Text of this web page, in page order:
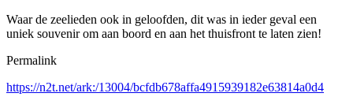
Waar de zeelieden ook in geloofden, dit was in ieder geval een
uniek souvenir om aan boord en aan het thuisfront te laten zien!
Permalink
https://n2t.net/ark:/13004/bcfdb678affa4915939182e63814a0d4